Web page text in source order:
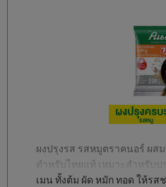
ผงปรุงรส รสหมูตราคนอร์ ผส
ตำหรับไทยแท้ เหมาะสำหรับ
เมนู ทั้งต้ม ผัด หมัก ทอด ให้ร